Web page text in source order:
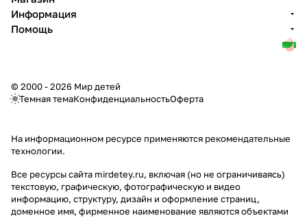
Информация
Помощь
© 2000 - 2026 Мир детей
Темная темаКонфиденциальностьОферта
На информационном ресурсе применяются рекомендательные
технологии.
Все ресурсы сайта mirdetey.ru, включая (но не ограничиваясь)
текстовую, графическую, фотографическую и видео
информацию, структуру, дизайн и оформление страниц,
доменное имя, фирменное наименование являются объектами